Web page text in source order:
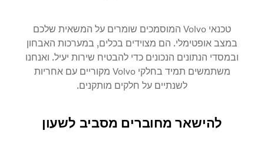
טכנאי Volvo המוסמכים שומרים על המשאית שלכם
במצב אופטימלי. הם מצוידים בכלים, במערכות האבחון
ובמסדי הנתונים הנכונים כדי להבטיח שירות יעיל. ואנחנו
משתמשים תמיד בחלקי Volvo מקוריים עם אחריות
לשנתיים על חלקים מותקנים.
להישאר מחוברים מסביב לשעון